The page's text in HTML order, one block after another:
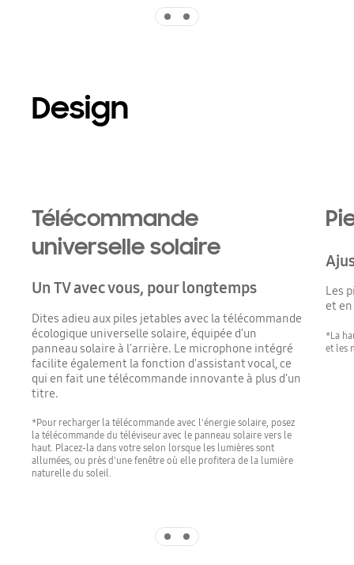
Design
Télécommande
universelle solaire
Un TV avec vous, pour longtemps
Dites adieu aux piles jetables avec la télécommande
écologique universelle solaire, équipée d'un
panneau solaire à l'arrière. Le microphone intégré
facilite également la fonction d'assistant vocal, ce
qui en fait une télécommande innovante à plus d'un
titre.
*Pour recharger la télécommande avec l'énergie solaire, posez
la télécommande du téléviseur avec le panneau solaire vers le
haut. Placez-la dans votre selon lorsque les lumières sont
allumées, ou près d'une fenêtre où elle profitera de la lumière
naturelle du soleil.
Les
et
*La
et les